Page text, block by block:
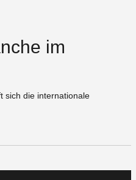
im
sich die internationale